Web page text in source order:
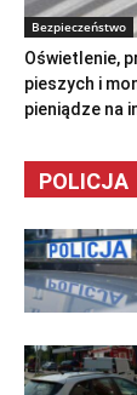
Bezpieczeństwo
Oświetlenie,
pieszych i
pieniądze na
POLICJA